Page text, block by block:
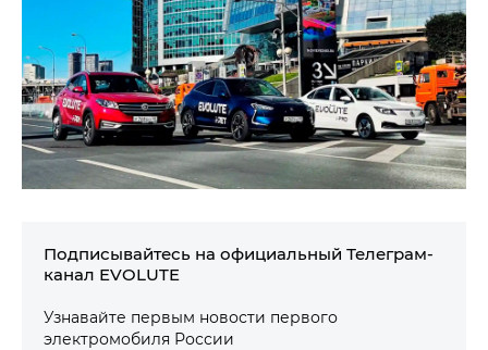
Подписывайтесь на официальный Телеграм-
канал EVOLUTE
Узнавайте первым новости первого
электромобиля России